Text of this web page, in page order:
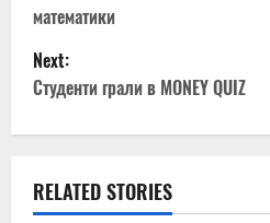
s
t
n
a
математики
Next:
Студенти грали в MONEY QUIZ
RELATED STORIES